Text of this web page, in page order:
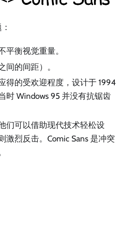
平衡视觉重量。
间的间距）。
得的受欢迎程度，设计于 1994
时 Windows 95 并没有抗锯齿
们可以借助现代技术轻松设
激烈反击。Comic Sans 是冲突